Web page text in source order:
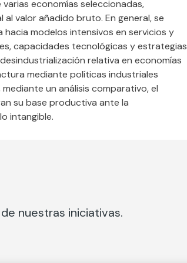
economías seleccionadas,
valor añadido bruto. En general, se
modelos intensivos en servicios y
capacidades tecnológicas y estrategias
relativa en economías
mediante políticas industriales
un análisis comparativo, el
su base productiva ante la
intangible.
nuestras iniciativas.